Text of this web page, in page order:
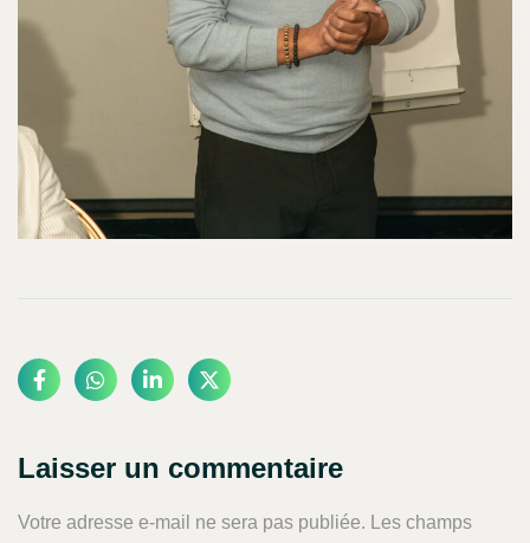
Laisser un commentaire
Votre adresse e-mail ne sera pas publiée.
Les champs